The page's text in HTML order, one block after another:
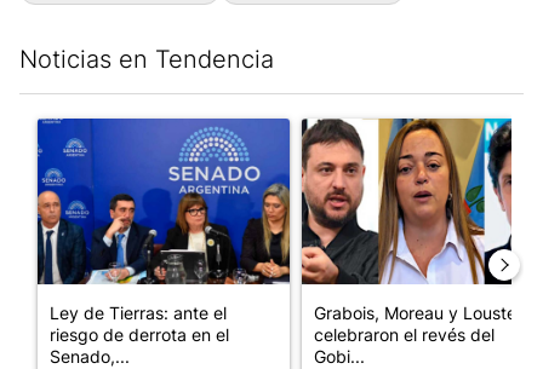
Noticias en Tendencia
Un artículo de tendencia con el título "Ley de Tierras: ante el
Ley de Tierras: ante el
riesgo de derrota en el
Senado,...
Un artículo de tendencia con
Grabois, Moreau y Lousteau
celebraron el revés del
Gobi...